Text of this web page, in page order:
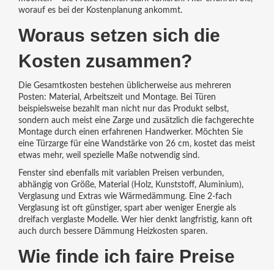
worauf es bei der Kostenplanung ankommt.
Woraus setzen sich die
Kosten zusammen?
Die Gesamtkosten bestehen üblicherweise aus mehreren
Posten: Material, Arbeitszeit und Montage. Bei Türen
beispielsweise bezahlt man nicht nur das Produkt selbst,
sondern auch meist eine Zarge und zusätzlich die fachgerechte
Montage durch einen erfahrenen Handwerker. Möchten Sie
eine Türzarge für eine Wandstärke von 26 cm, kostet das meist
etwas mehr, weil spezielle Maße notwendig sind.
Fenster sind ebenfalls mit variablen Preisen verbunden,
abhängig von Größe, Material (Holz, Kunststoff, Aluminium),
Verglasung und Extras wie Wärmedämmung. Eine 2-fach
Verglasung ist oft günstiger, spart aber weniger Energie als
dreifach verglaste Modelle. Wer hier denkt langfristig, kann oft
auch durch bessere Dämmung Heizkosten sparen.
Wie finde ich faire Preise